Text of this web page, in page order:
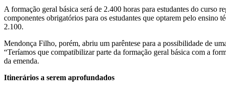
A formação geral básica será de 2.400 horas para estudantes do curso
componentes obrigatórios para os estudantes que optarem pelo
2.100.
Mendonça Filho, porém, abriu um parêntese para a possibilidade de
“Teríamos que compatibilizar parte da formação geral básica com a
da emenda.
Itinerários a serem aprofundados